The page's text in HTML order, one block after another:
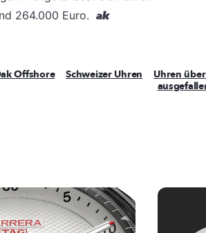
264.000 Euro. ak
Offshore Schweizer Uhren Uhren